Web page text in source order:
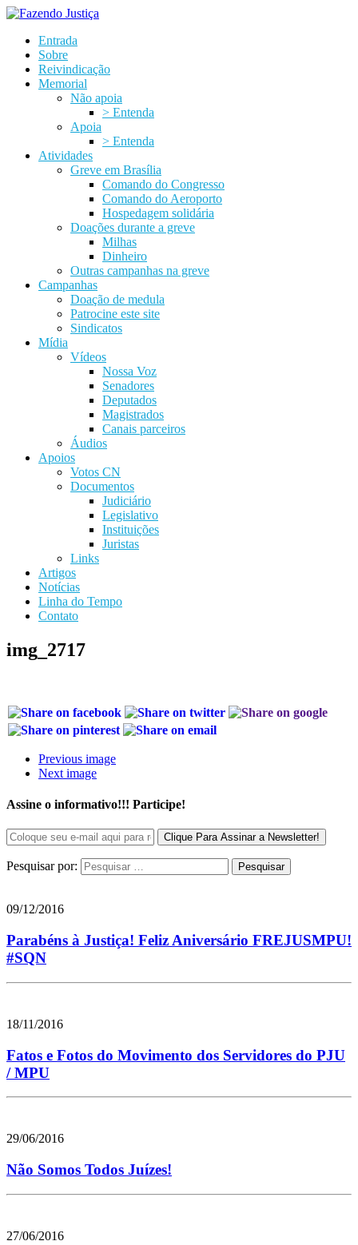
Entrada
Sobre
Reivindicação
Memorial
Não apoia
> Entenda
Apoia
> Entenda
Atividades
Greve em Brasília
Comando do Congresso
Comando do Aeroporto
Hospedagem solidária
Doações durante a greve
Milhas
Dinheiro
Outras campanhas na greve
Campanhas
Doação de medula
Patrocine este site
Sindicatos
Mídia
Vídeos
Nossa Voz
Senadores
Deputados
Magistrados
Canais parceiros
Áudios
Apoios
Votos CN
Documentos
Judiciário
Legislativo
Instituições
Juristas
Links
Artigos
Notícias
Linha do Tempo
Contato
img_2717
Previous image
Next image
Assine o informativo!!! Participe!
Pesquisar por:
09/12/2016
Parabéns à Justiça! Feliz Aniversário FREJUSMPU!
#SQN
18/11/2016
Fatos e Fotos do Movimento dos Servidores do PJU
/ MPU
29/06/2016
Não Somos Todos Juízes!
27/06/2016